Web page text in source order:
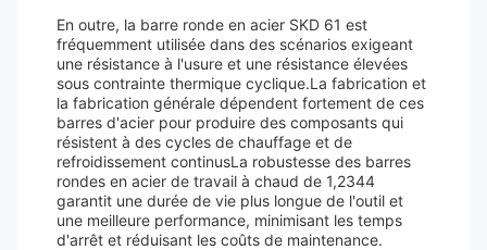
En outre, la barre ronde en acier SKD 61 est
fréquemment utilisée dans des scénarios exigeant
une résistance à l'usure et une résistance élevées
sous contrainte thermique cyclique.La fabrication et
la fabrication générale dépendent fortement de ces
barres d'acier pour produire des composants qui
résistent à des cycles de chauffage et de
refroidissement continusLa robustesse des barres
rondes en acier de travail à chaud de 1,2344
garantit une durée de vie plus longue de l'outil et
une meilleure performance, minimisant les temps
d'arrêt et réduisant les coûts de maintenance.